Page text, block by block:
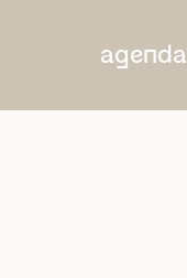
agenda